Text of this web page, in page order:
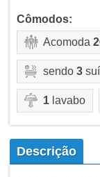
Cômodos:
Acomoda
sendo 3
1lavabo
Descrição